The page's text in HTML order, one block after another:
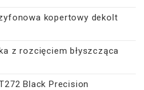
kopertowy dekolt
z rozcięciem błyszcząca
Black Precision